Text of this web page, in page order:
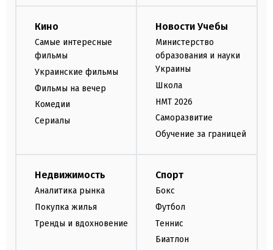
Кино
Самые интересные
фильмы
Украинские фильмы
Фильмы на вечер
Комедии
Сериалы
Новости Учебы
Министерство
образования и науки
Украины
Школа
НМТ 2026
Саморазвитие
Обучение за границей
Недвижимость
Аналитика рынка
Покупка жилья
Тренды и вдохновение
Спорт
Бокс
Футбол
Теннис
Биатлон